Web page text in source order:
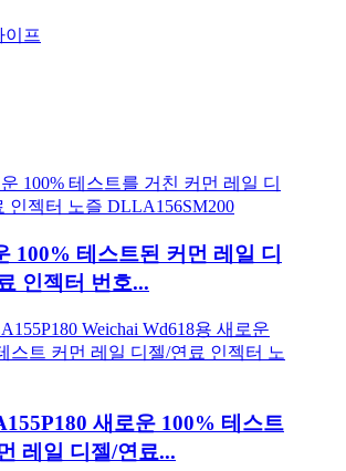
이프
100% 테스트된 커먼 레일 디
인젝터 번호...
새로운 100% 테스트
레일 디젤/연료...